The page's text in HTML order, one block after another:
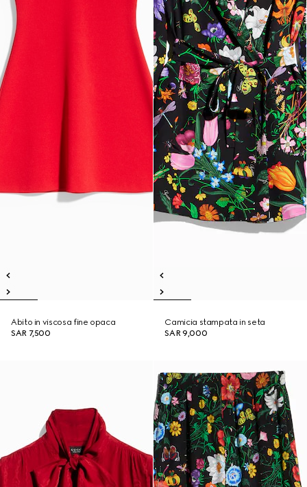
Abito in viscosa fine opaca
SAR 7,500
Camicia stampata in seta
SAR 9,000